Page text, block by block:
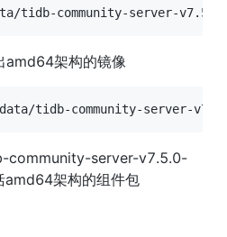
tidb-community-server-
amd64架构的镜像
tidb-community-server-
community-server-v7.5.0-
架构的组件包